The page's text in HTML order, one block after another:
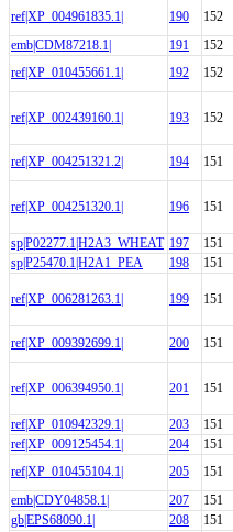
ref|XP_004961835.1| 190 152
emb|CDM87218.1|
191 152
ref|XP_010455661.1|
192 152
ref|XP_002439160.1| 193 152
ref|XP_004251321.2| 194 151
ref|XP_004251320.1| 196 151
sp|P02277.1|H2A3_WHEAT 197 151
sp|P25470.1|H2A1_PEA
198 151
ref|XP_006281263.1| 199 151
ref|XP_009392699.1| 200 151
ref|XP_006394950.1| 201 151
ref|XP_010942329.1| 203 151
ref|XP_009125454.1|
204 151
ref|XP_010455104.1|
205 151
emb|CDY04858.1|
207 151
gb|EPS68090.1|
208 151